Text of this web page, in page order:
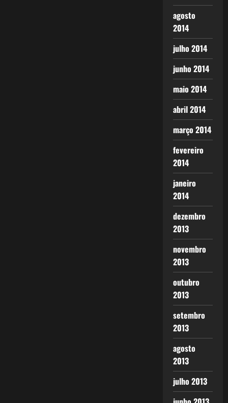
agosto
2014
julho 2014
junho 2014
maio 2014
abril 2014
março 2014
fevereiro
2014
janeiro
2014
dezembro
2013
novembro
2013
outubro
2013
setembro
2013
agosto
2013
julho 2013